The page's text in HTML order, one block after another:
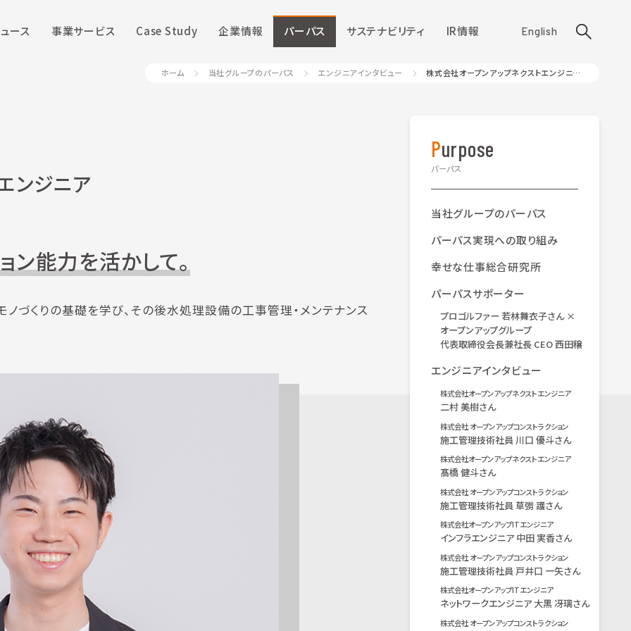
ース 事業サービス Case Study 企業情報 パーパス サステナビリティ IR情報 English
ホーム 当社グループのパーパス エンジニアインタビュー 株式会社オープンアップネクストエンジニア 佐藤 慧さん
ンジニア
ン能力を活かして。
づくりの基礎を学び、その後水処理設備の工事管理・メンテナンス
Purpose
パーパス
当社グループのパーパス
パーパス実現への取り組み
幸せな仕事総合研究所
パーパスサポーター
プロゴルファー 若林舞衣子さん ×
オープンアップグループ
代表取締役会長兼社長 CEO 西田穣
エンジニアインタビュー
株式会社オープンアップネクストエンジニア
二村 美樹さん
株式会社 オープンアップコンストラクション
施工管理技術社員 川口 優斗さん
株式会社オープンアップネクストエンジニア
髙橋 健斗さん
株式会社 オープンアップコンストラクション
施工管理技術社員 草彅 護さん
株式会社オープンアップITエンジニア
インフラエンジニア 中田 実香さん
株式会社 オープンアップコンストラクション
施工管理技術社員 戸井口 一矢さん
株式会社オープンアップITエンジニア
ネットワークエンジニア 大黒 冴璃さん
株式会社 オープンアップコンストラクション